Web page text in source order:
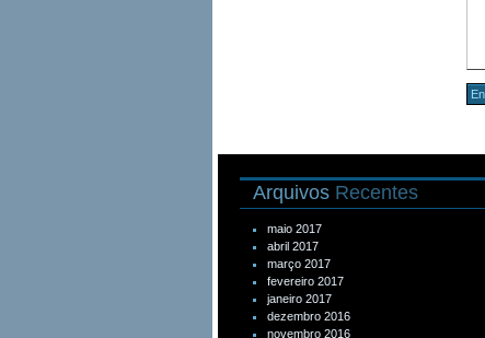
Arquivos Recentes
maio 2017
abril 2017
março 2017
fevereiro 2017
janeiro 2017
dezembro 2016
novembro 2016